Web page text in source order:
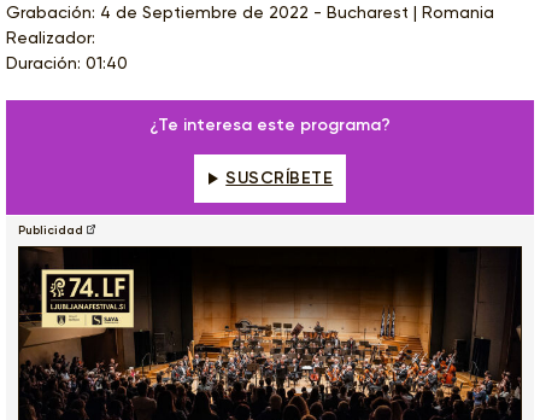
Grabación: 4 de Septiembre de 2022 - Bucharest | Romania
Realizador:
Duración: 01:40
¿Te interesa este programa?
SUSCRÍBETE
Publicidad